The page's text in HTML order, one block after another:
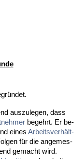
aus­zu­le­gen, dass
be­gehrt. Er be­
ei­nes Ar­beits­verhält­
für die an­ge­mes­
ge­macht wird.